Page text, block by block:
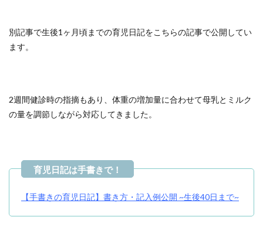
別記事で生後1ヶ月頃までの育児日記をこちらの記事で公開してい
ます。
2週間健診時の指摘もあり、体重の増加量に合わせて母乳とミルク
の量を調節しながら対応してきました。
【手書きの育児日記】書き方・記入例公開 ~生後40日まで~